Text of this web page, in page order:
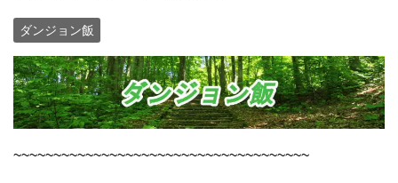
ダンジョン飯
~~~~~~~~~~~~~~~~~~~~~~~~~~~~~~~~~~~~~